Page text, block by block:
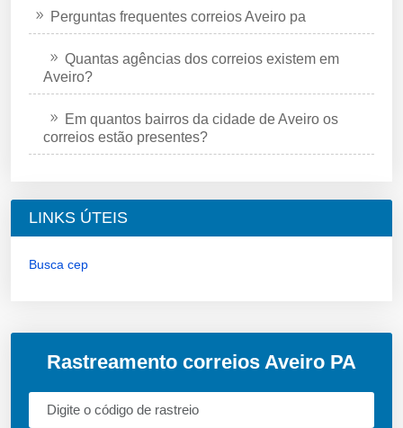
Perguntas frequentes correios Aveiro pa
Quantas agências dos correios existem em
Aveiro?
Em quantos bairros da cidade de Aveiro os
correios estão presentes?
LINKS ÚTEIS
Busca cep
Rastreamento correios Aveiro PA